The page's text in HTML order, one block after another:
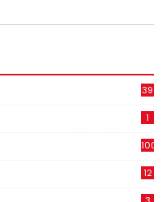
39
1
1001
12